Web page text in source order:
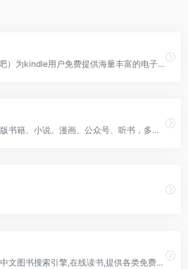
书舟搜索（原kindle吧）为kindle用户免费提供海量丰富的电子书籍在线搜索与下载服务，包括mobi/azw3/epub格式，欢迎您的来访。
微信读书提供海量正版书籍、小说、漫画、公众号、听书，多设备同步实现跨屏阅读。与微信好友一起发现更多精品好书，随时交流感想，让阅读不再孤独。
全民阅读门户，专业中文图书搜索引擎,在线读书,提供各类免费电子书及图书导购服务